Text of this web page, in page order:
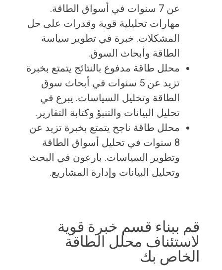
عن 7 سنوات في أسواق الطاقة.
مهارات تحليلية قوية وقدرات على حل
المشكلات. خبرة في تطوير سياسة
الطاقة وأبحاث السوق.
محلل طاقة مدفوع بالنتائج يتمتع بخبرة
تزيد عن 5 سنوات في أبحاث سوق
الطاقة وتحليل السياسات. يبرع في
تحليل البيانات والتنبؤ وكتابة التقارير.
محلل طاقة ناجح يتمتع بخبرة تزيد عن
8 سنوات في تحليل أسواق الطاقة
وتطوير السياسات. بارعون في البحث
وتحليل البيانات وإدارة المشاريع.
قم ببناء قسم خبرة قوية
لاستئناف محلل الطاقة
الخاص بك